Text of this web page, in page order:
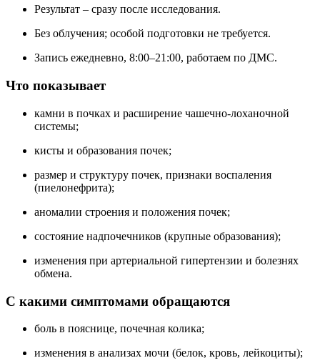
Результат – сразу после исследования.
Без облучения; особой подготовки не требуется.
Запись ежедневно, 8:00–21:00, работаем по ДМС.
Что показывает
камни в почках и расширение чашечно-лоханочной
системы;
кисты и образования почек;
размер и структуру почек, признаки воспаления
(пиелонефрита);
аномалии строения и положения почек;
состояние надпочечников (крупные образования);
изменения при артериальной гипертензии и болезнях
обмена.
С какими симптомами обращаются
боль в пояснице, почечная колика;
изменения в анализах мочи (белок, кровь, лейкоциты);